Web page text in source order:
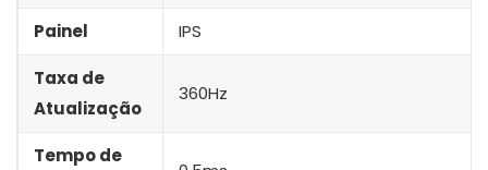
Painel IPS
Taxa de
Atualização
360Hz
Tempo de